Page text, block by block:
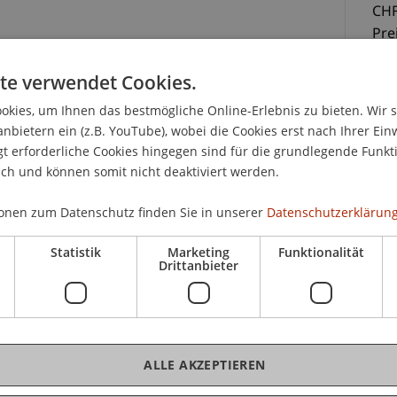
für Wirtschaftsstrafrecht, Compliance und
an, die informative Einblicke in den
gewähren.
in sämtlichen Lebensbereichen.
Der Fokus der Themenreihe liegt auf zwei
ins Zentrum des technischen und rechtlichen
Intelligenz (KI).
in einem ersten Teil in die Funktionsweise
ein. In einem zweiten Teil wird
Kriminalität erläutert sowie auf die
Herausforderungen hingewiesen.
verwendet Cookies.
um Ihnen das bestmögliche Online-Erlebnis zu bieten. Wir
ein (z.B. YouTube), wobei die Cookies erst nach Ihrer
erforderliche Cookies hingegen sind für die grundlegende
und können somit nicht deaktiviert werden.
zum Datenschutz finden Sie in unserer
Statistik Marketing
Drittanbieter
Funktionalität
ALLE AKZEPTIEREN